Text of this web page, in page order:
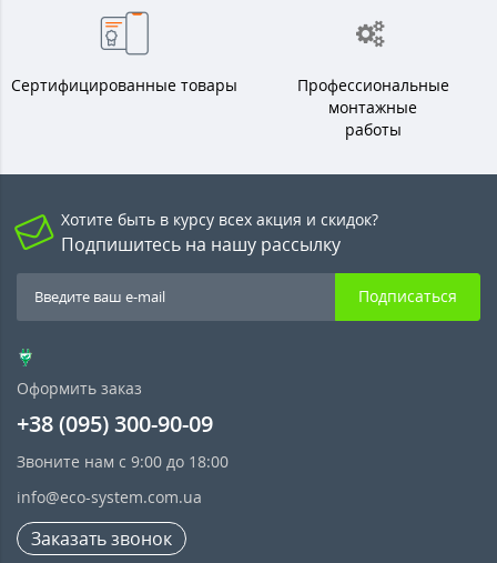
Сертифицированные товары
Профессиональные
монтажные
работы
Хотите быть в курсу всех акция и скидок?
Подпишитесь на нашу рассылку
Подписаться
Оформить заказ
+38 (095) 300-90-09
Звоните нам с 9:00 до 18:00
info@eco-system.com.ua
Заказать звонок